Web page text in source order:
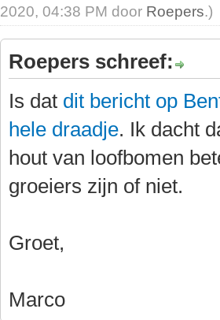
2020, 04:38 PM door Roepers.)
Roepers schreef:
Is dat dit bericht op
hele draadje. Ik dacht
hout van loofbomen
groeiers zijn of niet.
Groet,
Marco